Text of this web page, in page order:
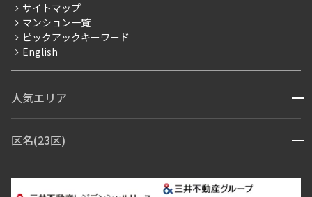
賃料改定
フリーレント
ペット可
ブランドマンション
サイトマップ
マンション一覧
ピックアックキーワード
English
人気エリア 開閉
青山・表参道・原宿
市ヶ谷・神楽坂・飯田橋
三田・芝・浜松町
区名(23区) 開閉
江東区 台東区 墨田区
中野区